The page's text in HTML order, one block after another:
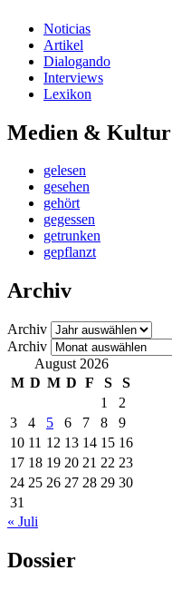
Noticias
Artikel
Dialogando
Interviews
Lexikon
Medien & Kultur
gelesen
gesehen
gehört
gegessen
getrunken
gepflanzt
Archiv
Archiv
Archiv
August 2026
M D M D F S
S
1
2
3
4 5 6 7 8
9
10 11 12 13 14 15 16
17 18 19 20 21 22 23
24 25 26 27 28 29 30
31
« Juli
Dossier